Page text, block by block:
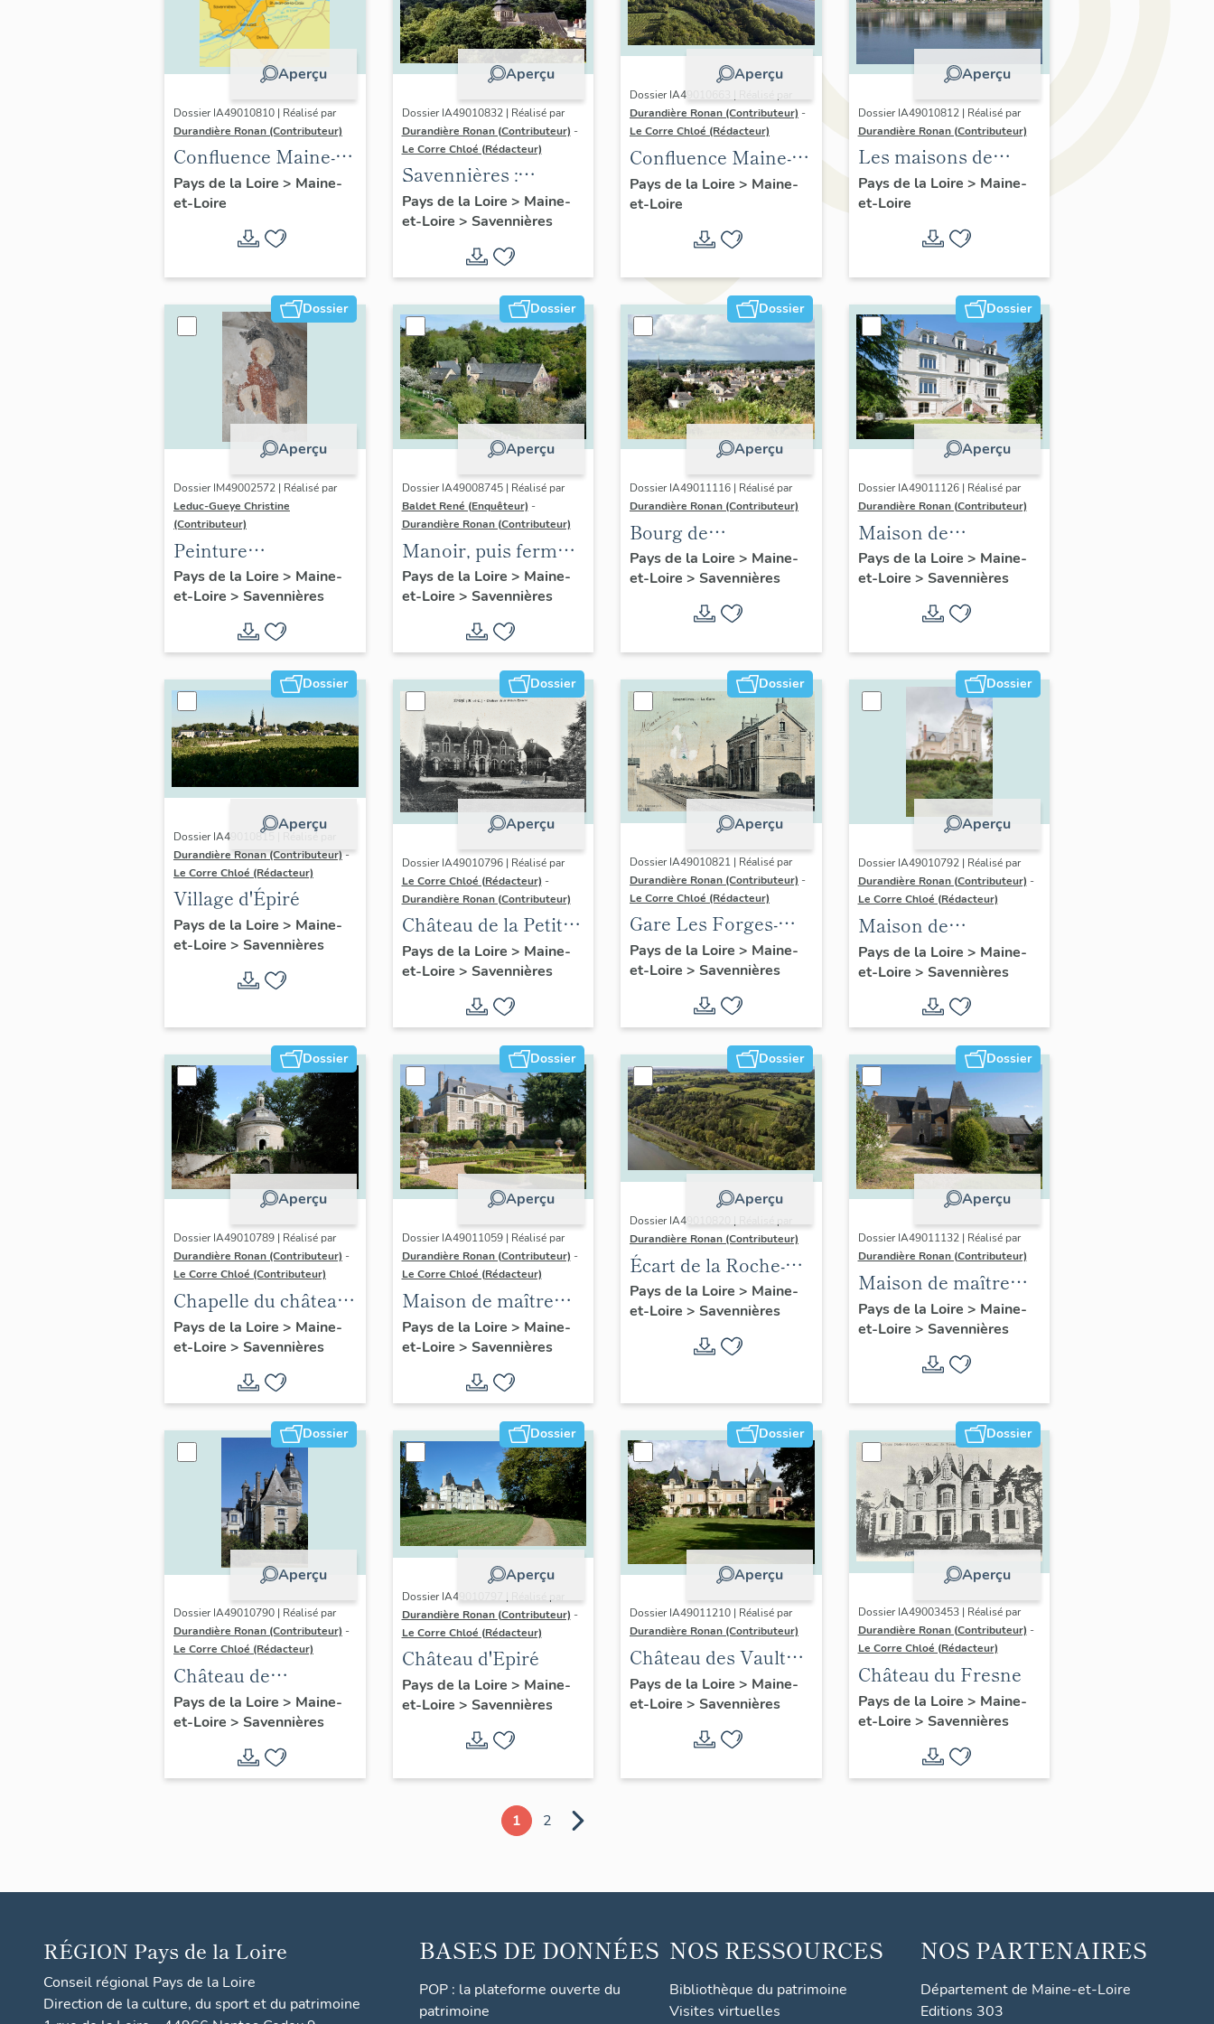
Aperçu
Dossier IA49010810 | Réalisé par
Durandière Ronan (Contributeur)
Confluence Maine-
Loire : présentation
de l'opération
thématique
Pays de la Loire > Maine-
et-Loire
Aperçu
Dossier IA49010832 | Réalisé par
Durandière Ronan (Contributeur) -
Le Corre Chloé (Rédacteur)
Savennières :
présentation de la
commune
Pays de la Loire > Maine-
et-Loire > Savennières
Aperçu
Dossier IA49010663 | Réalisé par
Durandière Ronan (Contributeur) -
Le Corre Chloé (Rédacteur)
Confluence Maine-
Loire : présentation
de l'aire d'étude
Pays de la Loire > Maine-
et-Loire
Aperçu
Dossier IA49010812 | Réalisé par
Durandière Ronan (Contributeur)
Les maisons de
villégiature de la
confluence Maine-
Pays de la Loire > Maine-
et-Loire
Dossier
Aperçu
Dossier IM49002572 | Réalisé par
Leduc-Gueye Christine
(Contributeur)
Peinture
monumentale : saint
Fiacre, saint
Mathurin
Pays de la Loire > Maine-
et-Loire > Savennières
Dossier
Aperçu
Dossier IA49008745 | Réalisé par
Baldet René (Enquêteur) -
Durandière Ronan (Contributeur)
Manoir, puis ferme
de la Coulée-de-
Serrant
Pays de la Loire > Maine-
et-Loire > Savennières
Dossier
Aperçu
Dossier IA49011116 | Réalisé par
Durandière Ronan (Contributeur)
Bourg de
Savennières
Pays de la Loire > Maine-
et-Loire > Savennières
Dossier
Aperçu
Dossier IA49011126 | Réalisé par
Durandière Ronan (Contributeur)
Maison de
villégiature, 11
chemin de la
Monnaie
Pays de la Loire > Maine-
et-Loire > Savennières
Dossier
Aperçu
Dossier IA49010815 | Réalisé par
Durandière Ronan (Contributeur)-
Le Corre Chloé (Rédacteur)
Village d'Épiré
Pays de la Loire > Maine-
et-Loire > Savennières
Dossier
Aperçu
Dossier IA49010796 | Réalisé par
Le Corre Chloé (Rédacteur) -
Durandière Ronan (Contributeur)
Château de la Petite-
Rivière
Pays de la Loire > Maine-
et-Loire > Savennières
Dossier
Aperçu
Dossier IA49010821 | Réalisé par
Durandière Ronan (Contributeur) -
Le Corre Chloé (Rédacteur)
Gare Les Forges-
Savennières
(détruite)
Pays de la Loire > Maine-
et-Loire > Savennières
Dossier
Aperçu
Dossier IA49010792 | Réalisé par
Durandière Ronan (Contributeur) -
Le Corre Chloé (Rédacteur)
Maison de
villégiature dite villa
Belle-Vue, 1 chemin
de la Monnaie
Pays de la Loire > Maine-
et-Loire > Savennières
Dossier
Aperçu
Dossier IA49010789 | Réalisé par
Durandière Ronan (Contributeur) -
Le Corre Chloé (Contributeur)
Chapelle du château
de Varennes
Pays de la Loire > Maine-
et-Loire > Savennières
Dossier
Aperçu
Dossier IA49011059 | Réalisé par
Durandière Ronan (Contributeur) -
Le Corre Chloé (Rédacteur)
Maison de maître
dite Les Lauriers, 13
rue Beausoleil
Pays de la Loire > Maine-
et-Loire > Savennières
Dossier
Aperçu
Dossier IA49010820 | Réalisé par
Durandière Ronan (Contributeur)
Écart de la Roche-
aux-Moines
Pays de la Loire > Maine-
et-Loire > Savennières
Dossier
Aperçu
Dossier IA49011132 | Réalisé par
Durandière Ronan (Contributeur)
Maison de maître
dite la Moinardière
ou la Mouillardière, 2
chemin de la Roche-
Pays de la Loire > Maine-
et-Loire > Savennières
Dossier
Aperçu
Dossier IA49010790 | Réalisé par
Durandière Ronan (Contributeur) -
Le Corre Chloé (Rédacteur)
Château de
Varennes
Pays de la Loire > Maine-
et-Loire > Savennières
Dossier
Aperçu
Dossier IA49010797 | Réalisé par
Durandière Ronan (Contributeur) -
Le Corre Chloé (Rédacteur)
Château d'Epiré
Pays de la Loire > Maine-
et-Loire > Savennières
Dossier
Aperçu
Dossier IA49011210 | Réalisé par
Durandière Ronan (Contributeur)
Château des Vaults
dit aussi Domaine du
Closel
Pays de la Loire > Maine-
et-Loire > Savennières
Dossier
Aperçu
Dossier IA49003453 | Réalisé par
Durandière Ronan (Contributeur) -
Le Corre Chloé (Rédacteur)
Château du Fresne
Pays de la Loire > Maine-
et-Loire > Savennières
1 2
RÉGION Pays de la Loire
Conseil régional Pays de la Loire
Direction de la culture, du sport et du patrimoine
BASES DE DONNÉES
POP : la plateforme ouverte du
patrimoine
NOS RESSOURCES
Bibliothèque du patrimoine
Visites virtuelles
NOS PARTENAIRES
Département de Maine-et-Loire
Editions 303